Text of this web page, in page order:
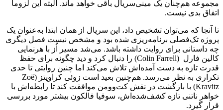
مجموعه هم‌چنان یک مینی‌سریال باقی خواهد ماند. البته این لزوما
اتفاق بدی نیست.
تا آنجا که می‌توان تشخیص داد، این سریال از همان ابتدا به‌عنوان یک
پروژه تک‌فصلی برنامه‌ریزی شده بود و مشخص نیست فصل دیگری
چه داستانی برای روایت داشته باشد. می‌شد مسیر اُز با هرنمایی
کالین فارل (Colin Farrell) را دنبال کرد و دید چگونه برای حفظ
قدرت تازه به ‌دست ‌آمده‌اش تلاش می‌کند اما چنین روایتی تا حدی
تکراری به نظر می‌رسد. هم‌چنین بعید است زوئی کراویتز (Zoë
Kravitz) با بازگشت در نقش کت‌وومن موافقت کند تا رابطه‌اش با
خواهر ناتنی تازه کشف‌شده‌اش، سوفیا فالکون بیشتر مورد بررسی
قرار گیرد.